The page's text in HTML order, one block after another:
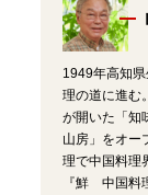
1949年高知
理の道に進む
が開いた「知
山房」をオー
理で中国料理
『鮮 中国料